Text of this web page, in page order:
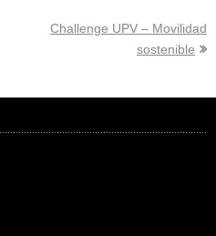
Challenge UPV – Movilidad
sostenible